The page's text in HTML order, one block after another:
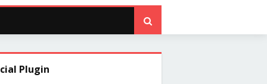
Plugin